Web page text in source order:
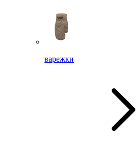
варежки